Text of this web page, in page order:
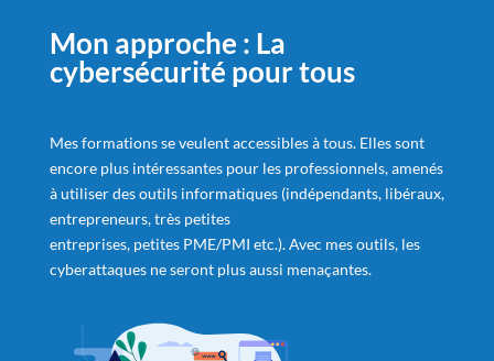
Mon approche : La
cybersécurité pour tous
Mes formations se veulent accessibles à tous. Elles sont
encore plus intéressantes pour les professionnels, amenés
à utiliser des outils informatiques (indépendants, libéraux,
entrepreneurs, très petites
entreprises, petites PME/PMI etc.). Avec mes outils, les
cyberattaques ne seront plus aussi menaçantes.